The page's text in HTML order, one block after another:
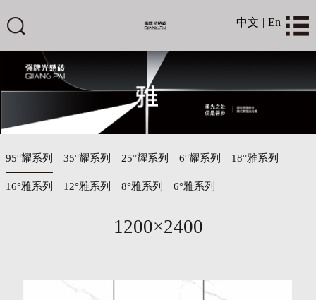
中文 | En
95°耀系列 35°耀系列 25°耀系列 6°耀系列 18°雅系列
16°雅系列 12°雅系列 8°雅系列 6°雅系列
1200×2400